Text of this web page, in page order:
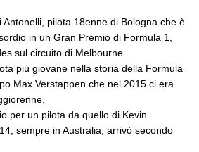
Antonelli, pilota 18enne di Bologna che è
in un Gran Premio di Formula 1,
sul circuito di Melbourne.
più giovane nella storia della Formula
Max Verstappen che nel 2015 ci era
per un pilota da quello di Kevin
sempre in Australia, arrivò secondo